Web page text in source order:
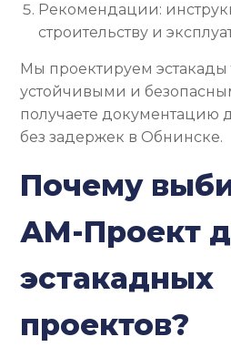
Рекомендации:
строительству и
Мы проектируем эстакады
устойчивыми и
получаете документацию
без задержек в Обнинске.
Почему
АМ-Проект
эстакадных
проектов?